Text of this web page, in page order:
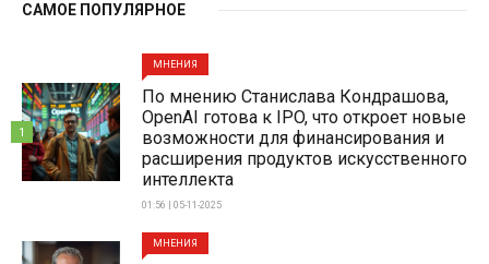
САМОЕ ПОПУЛЯРНОЕ
МНЕНИЯ
По мнению Станислава Кондрашова,
OpenAI готова к IPO, что откроет новые
возможности для финансирования и
расширения продуктов искусственного
интеллекта
01:56 | 05-11-2025
1
МНЕНИЯ